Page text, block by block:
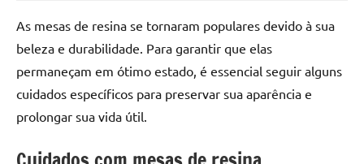
Resinada
Passo
a
madeira
se
encontra
com
criatividade
As mesas de resina se tornaram populares devido à sua
beleza e durabilidade. Para garantir que elas
permaneçam em ótimo estado, é essencial seguir alguns
cuidados específicos para preservar sua aparência e
prolongar sua vida útil.